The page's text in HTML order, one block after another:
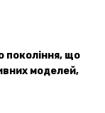
покоління, що
моделей,